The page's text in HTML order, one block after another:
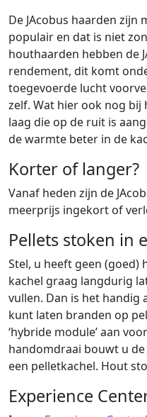
De JAcobus haarden
populair en dat is niet
houthaarden hebben de
rendement, dit komt
toegevoerde lucht
zelf. Wat hier ook nog bij
laag die op de ruit is
de warmte beter in de
Korter of langer?
Vanaf heden zijn de
meerprijs ingekort of
Pellets stoken in
Stel, u heeft geen
kachel graag langdurig
vullen. Dan is het handig
kunt laten branden op
‘hybride module’ aan
handomdraai bouwt u
een pelletkachel. Hout
Experience